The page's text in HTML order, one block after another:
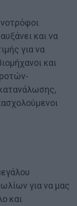
και να
για να
και
για να μας
και